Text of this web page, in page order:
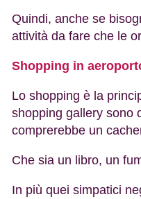
Quindi, anche se
attività da fare che le
Shopping in
Lo shopping è la
shopping gallery sono
comprerebbe un
Che sia un libro, un
In più quei simpatici